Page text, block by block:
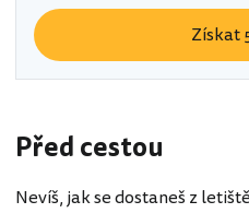
Získat
Před cestou
Nevíš, jak se dostaneš z